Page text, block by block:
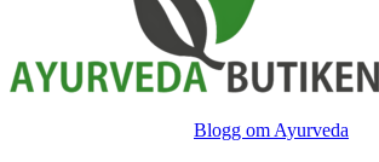
Blogg om Ayurveda